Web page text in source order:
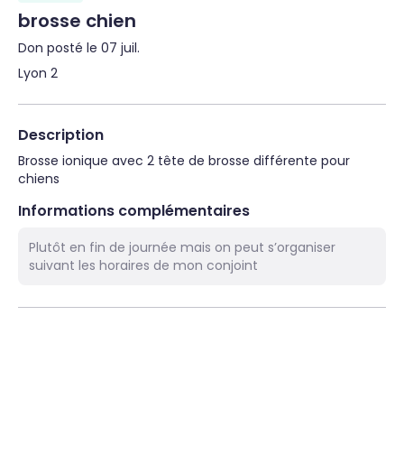
brosse chien
Don posté le 07 juil.
Lyon 2
Description
Brosse ionique avec 2 tête de brosse différente pour
chiens
Informations complémentaires
Plutôt en fin de journée mais on peut s’organiser
suivant les horaires de mon conjoint